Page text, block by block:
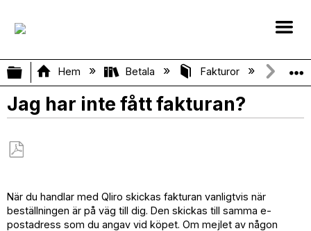
Expandera/minimera global hierarki
Hem Betala Fakturor Jag
Jag har inte fått fakturan?
PDF
När du handlar med Qliro skickas fakturan vanligtvis när
beställningen är på väg till dig. Den skickas till samma e-
postadress som du angav vid köpet. Om mejlet av någon